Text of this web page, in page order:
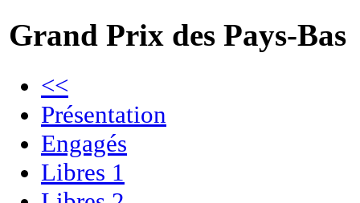
Grand Prix des Pays-Bas
<<
Présentation
Engagés
Libres 1